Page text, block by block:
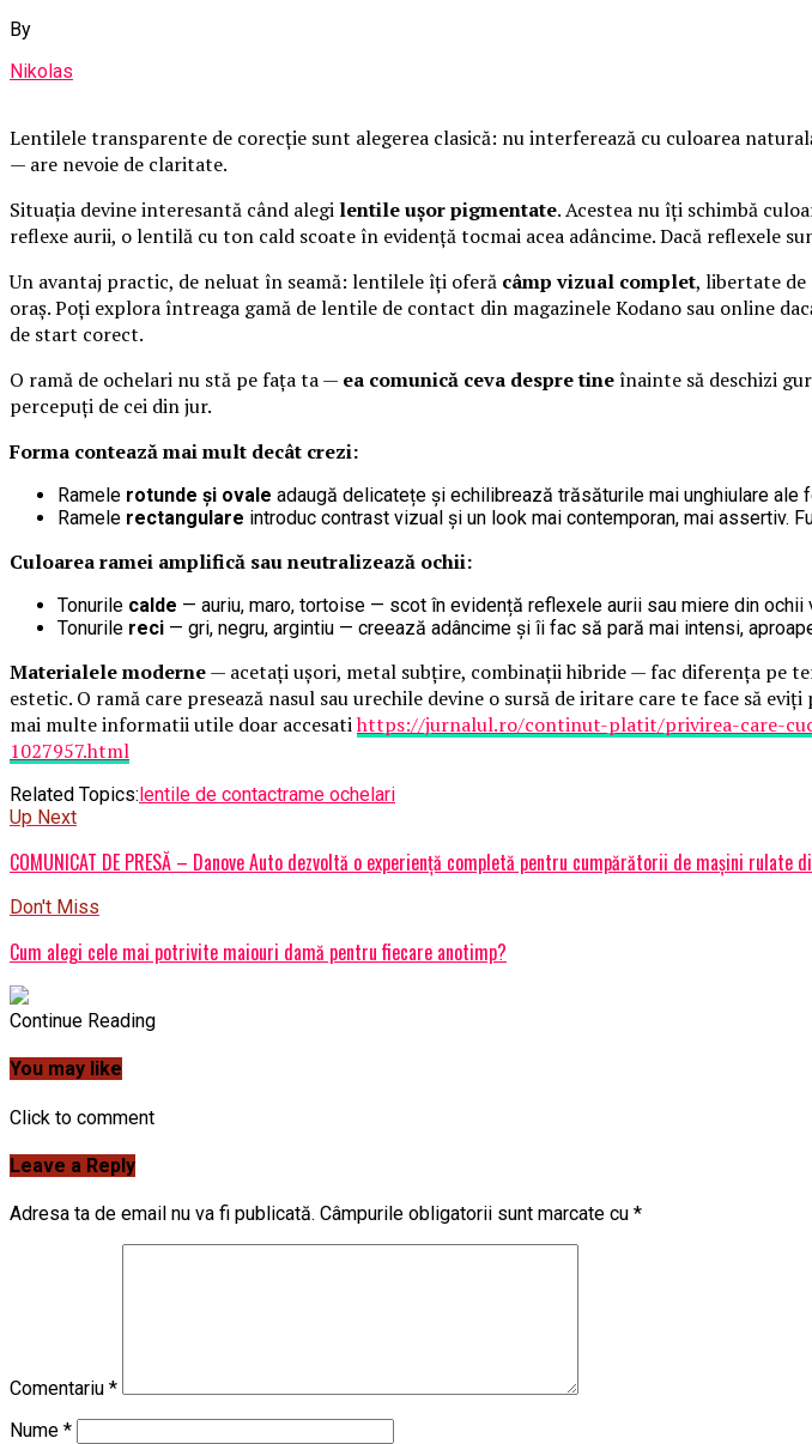
By
Nikolas
Lentilele transparente de corecție sunt alegerea clasică: nu interferează cu culoarea
— are nevoie de claritate.
Situația devine interesantă când alegi lentile ușor pigmentate. Acestea nu îți schimbă
reflexe aurii, o lentilă cu ton cald scoate în evidență tocmai acea adâncime. Dacă
Un avantaj practic, de neluat în seamă: lentilele îți oferă câmp vizual complet, libertate de
oraș. Poți explora întreaga gamă de lentile de contact din magazinele Kodano sau online
de start corect.
O ramă de ochelari nu stă pe fața ta — ea comunică ceva despre tineînainte să deschizi
percepuți de cei din jur.
Forma contează mai mult decât crezi:
Ramele rotunde și ovale adaugă delicatețe și echilibrează trăsăturile mai unghiulare
Ramele rectangulare introduc contrast vizual și un look mai contemporan, mai assertiv.
Culoarea ramei amplifică sau neutralizează ochii:
Tonurile calde — auriu, maro, tortoise — scot în evidență reflexele aurii sau miere din ochii
Tonurile reci — gri, negru, argintiu — creează adâncime și îi fac să pară mai intensi,
Materialele moderne— acetați ușori, metal subțire, combinații hibride — fac diferența pe
estetic. O ramă care presează nasul sau urechile devine o sursă de iritare care te face să
mai multe informatii utile doar accesatihttps://jurnalul.ro/continut-platit/privirea-care-
1027957.html
Related Topics:lentile de contactrame ochelari
Up Next
COMUNICAT DE PRESĂ – Danove Auto dezvoltă o experiență completă pentru cumpărătorii de mașini rulate
Don't Miss
Cum alegi cele mai potrivite maiouri damă pentru fiecare anotimp?
Continue Reading
You may like
Click to comment
Leave a Reply
Adresa ta de email nu va fi publicată. Câmpurile obligatorii sunt marcate cu *
Comentariu *
Nume *